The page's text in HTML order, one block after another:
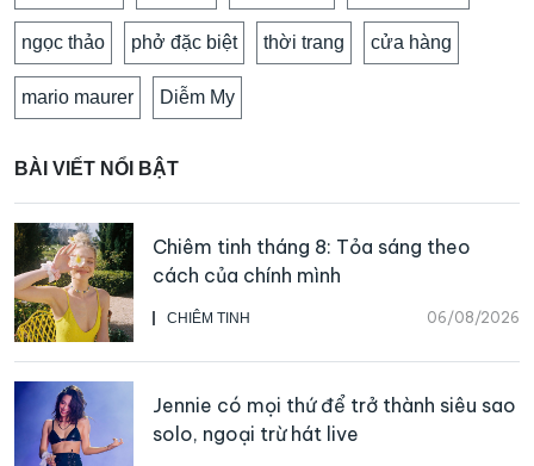
ngọc thảo phở đặc biệt thời trang cửa hàng
mario maurer Diễm My
BÀI VIẾT NỔI BẬT
CHIÊM TINH 06/08/2026
Chiêm tinh tháng 8: Tỏa sáng theo
cách của chính mình
Jennie có mọi thứ để trở thành siêu sao
solo, ngoại trừ hát live